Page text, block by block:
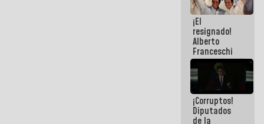
¡El
resignado!
Alberto
Franceschi
muestra su
frustración
ante
burguesía
de siempre
¡Corruptos!
Diputados
de la